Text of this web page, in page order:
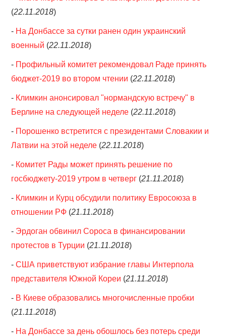
(22.11.2018)
- На Донбассе за сутки ранен один украинский
военный (22.11.2018)
- Профильный комитет рекомендовал Раде принять
бюджет-2019 во втором чтении (22.11.2018)
- Климкин анонсировал "нормандскую встречу" в
Берлине на следующей неделе (22.11.2018)
- Порошенко встретится с президентами Словакии и
Латвии на этой неделе (22.11.2018)
- Комитет Рады может принять решение по
госбюджету-2019 утром в четверг (21.11.2018)
- Климкин и Курц обсудили политику Евросоюза в
отношении РФ (21.11.2018)
- Эрдоган обвинил Сороса в финансировании
протестов в Турции (21.11.2018)
-США приветствуют избрание главы Интерпола
представителя Южной Кореи (21.11.2018)
- В Киеве образовались многочисленные пробки
(21.11.2018)
- На Донбассе за день обошлось без потерь среди